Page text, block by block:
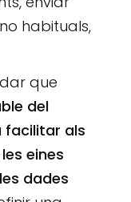
habituals,
que
del
facilitar als
eines
dades